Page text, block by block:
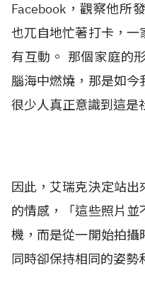
Facebook，觀察他所
也兀自地忙著打卡，一
有互動。 那個家庭的
腦海中燃燒，那是如
很少人真正意識到這
因此，艾瑞克決定站
的情感，「這些照片
機，而是從一開始拍攝
同時卻保持相同的姿勢